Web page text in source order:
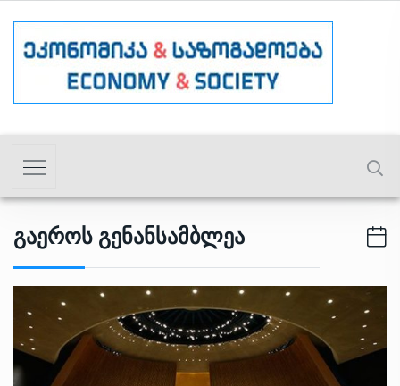
Გაეროს Გენანსამბლეა